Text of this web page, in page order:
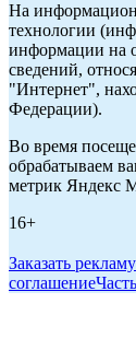
На
технологии
информации на
сведений,
"Интернет",
Федерации).
Во время
обрабатываем
метрик Яндекс
16+
Заказать рекламу
соглашение